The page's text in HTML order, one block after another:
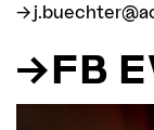
FB